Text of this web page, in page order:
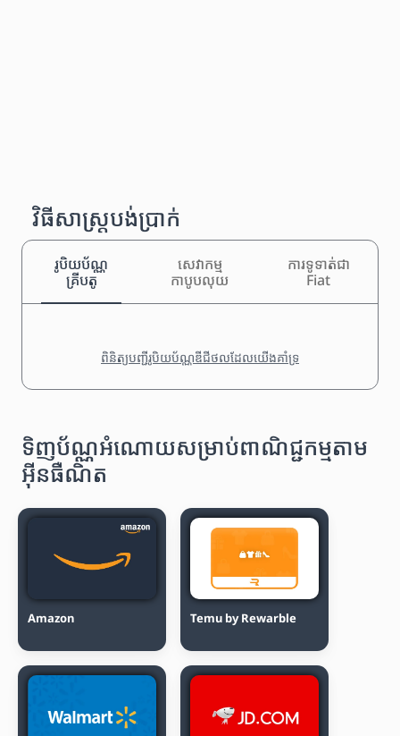
វិធីសាស្រ្តបង់ប្រាក់
រូបិយប័ណ្ណ
គ្រីបតូ
សេវាកម្ម
កាបូបលុយ
ការទូទាត់ជា
Fiat
ពិនិត្យបញ្ជីរូបិយប័ណ្ណឌីជីថលដែលយើងគាំទ្រ
ទិញប័ណ្ណអំណោយសម្រាប់ពាណិជ្ជកម្មតាម
អ៊ីនធឺណិត
Amazon Temu by Rewarble